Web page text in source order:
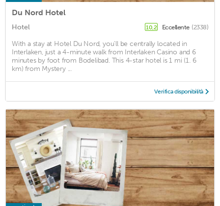
Du Nord Hotel
Hotel 10,2 Eccellente (2338)
With a stay at Hotel Du Nord, you'll be centrally located in
Interlaken, just a 4-minute walk from Interlaken Casino and 6
minutes by foot from Bodelibad. This 4-star hotel is 1 mi (1. 6
km) from Mystery ...
Verifica disponibilità